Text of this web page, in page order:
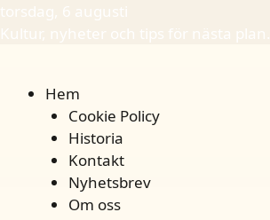
torsdag, 6 augusti
Kultur, nyheter och tips för nästa plan.
Hem
Cookie Policy
Historia
Kontakt
Nyhetsbrev
Om oss